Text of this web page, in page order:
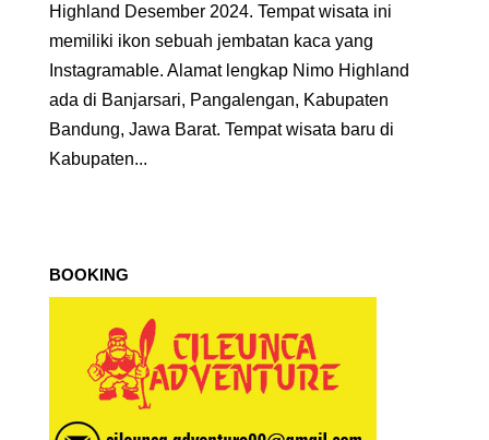
Highland Desember 2024. Tempat wisata ini
memiliki ikon sebuah jembatan kaca yang
Instagramable. Alamat lengkap Nimo Highland
ada di Banjarsari, Pangalengan, Kabupaten
Bandung, Jawa Barat. Tempat wisata baru di
Kabupaten...
BOOKING